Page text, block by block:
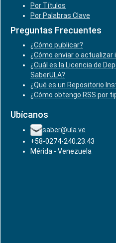
Por Títulos
Por Palabras Clave
Preguntas Frecuentes
¿Cómo publicar?
¿Cómo enviar o actualizar
¿Cuál es la Licencia de
SaberULA?
¿Qué es un Repositorio
¿Cómo obtengo RSS por
Ubícanos
saber@ula.ve
+58-0274-240.23.43
Mérida - Venezuela